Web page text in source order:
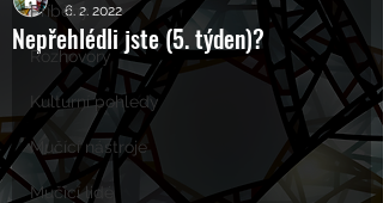
Příběhy
Rozhovory
Kulturní pohledy
Mučící nástroje
Mučící lidé
Nepřehlédli jste (5. týden)?
6. 2. 2022